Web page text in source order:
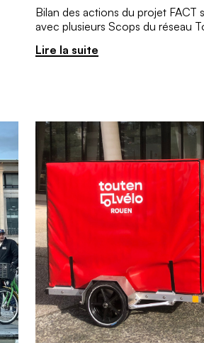
Bilan des actions du projet
avec plusieurs Scops du réseau
Lire la suite